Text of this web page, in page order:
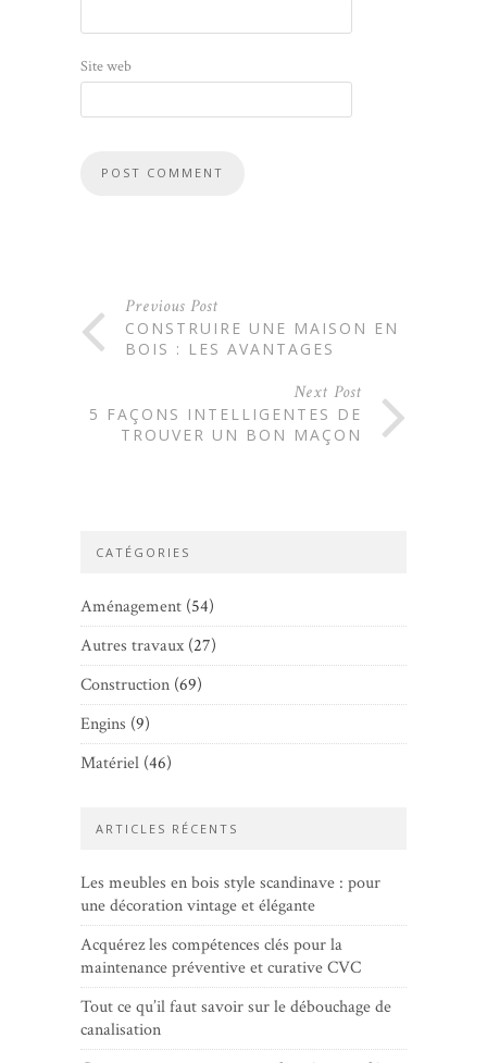
Site web
Previous Post
CONSTRUIRE UNE MAISON EN
BOIS : LES AVANTAGES
Next Post
5 FAÇONS INTELLIGENTES DE
TROUVER UN BON MAÇON
CATÉGORIES
Aménagement (54)
Autres travaux (27)
Construction (69)
Engins (9)
Matériel (46)
ARTICLES RÉCENTS
Les meubles en bois style scandinave : pour
une décoration vintage et élégante
Acquérez les compétences clés pour la
maintenance préventive et curative CVC
Tout ce qu’il faut savoir sur le débouchage de
canalisation